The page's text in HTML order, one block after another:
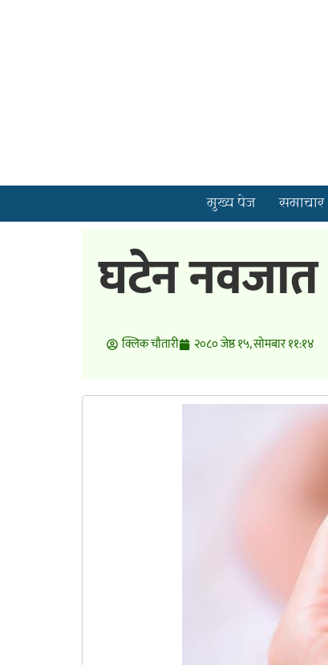
मुख्य पेज समाचार
घटेन
क्लिक चाैतारी २०८० जेष्ठ १५, सोमबार ११:१४